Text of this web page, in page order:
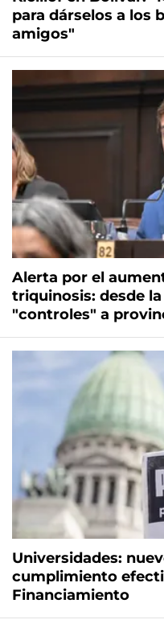
para dárselos a los
amigos"
Alerta por el
triquinosis: desde la
"controles" a
Universidades:
cumplimiento
Financiamiento